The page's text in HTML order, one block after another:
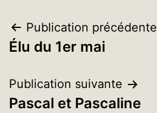
Navigation
de
l’article
Publication précédente
Élu du 1er mai
Publication suivante
Pascal et Pascaline